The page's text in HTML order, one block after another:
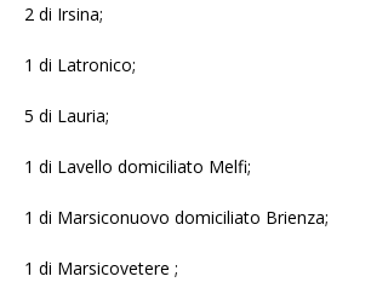
2 di Irsina;
1 di Latronico;
5 di Lauria;
1 di Lavello domiciliato Melfi;
1 di Marsiconuovo domiciliato Brienza;
1 di Marsicovetere ;